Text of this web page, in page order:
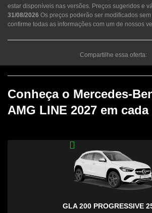
estar disponíveis nas versões. Preços sugeridos e
31/08/2026 Os preços poderão ser modificados
confirme todas as informações com um de nossos
Compartilhe essa oferta:
Conheça o Mercedes-
AMG LINE 2027 em
GLA 200 PROGRESSIVE